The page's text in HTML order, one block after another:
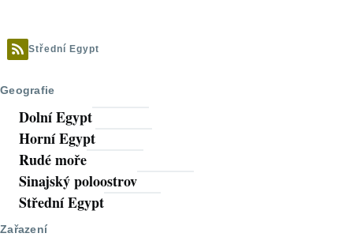
Střední Egypt
Geografie
Dolní Egypt
Horní Egypt
Rudé moře
Sinajský poloostrov
Střední Egypt
Zařazení